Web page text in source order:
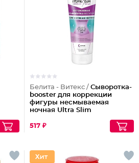
Белита - Витекс / Сыворотка-
booster для коррекции
фигуры несмываемая
ночная Ultra Slim
517 ₽